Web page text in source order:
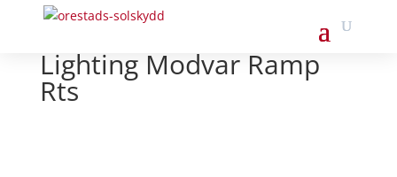
Lighting Modvar Ramp
Rts